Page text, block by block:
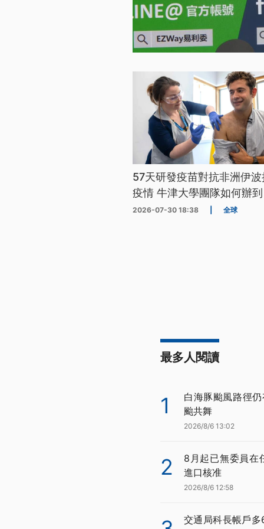
57天研發疫苗對抗非洲伊
疫情 牛津大學團隊如何辦
2026-07-30 18:38 全球
最多人閱讀
1
白海豚颱風路徑
颱共舞
2026/8/6 13:02
2
8月起已無委員在
進口核准
2026/8/6 12:58
交通局科長帳戶